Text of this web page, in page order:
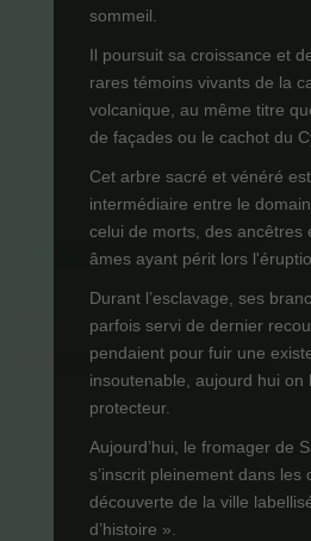
sommeil.
Il poursuit sa croissance et
rares témoins vivants de la
volcanique, au même titre
de façades ou le cachot du
Cet arbre sacré et vénéré
intermédiaire entre le
celui de morts, des ancêtres
âmes ayant périt lors
Durant l’esclavage, ses
parfois servi de dernier
pendaient pour fuir une
insoutenable, aujourd hui on
protecteur.
Aujourd’hui, le fromager de
s’inscrit pleinement dans les
découverte de la ville
d’histoire ».